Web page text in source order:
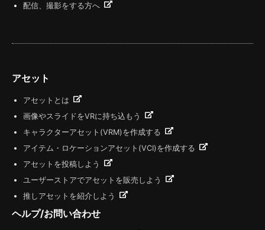
配信、撮影をする方へ
アセット
アセットとは
画像やスライドをVRに持ち込もう
キャラクターアセット(VRM)を作成する
アイテム・ロケーションアセット(VCI)を作成する
アセットを投稿しよう
ユーザーストアでアセットを販売しよう
推しアセットを紹介しよう
ヘルプ/お問い合わせ